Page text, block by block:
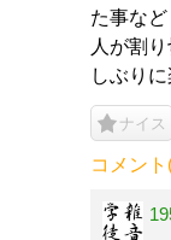
た事な
人が割
しぶりに
ナイス
コメント